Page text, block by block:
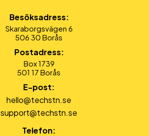
Besöksadress:
Skaraborgsvägen 6
506 30 Borås
Postadress:
Box 1739
501 17 Borås
E-post:
hello@techstn.se
support@techstn.se
Telefon: